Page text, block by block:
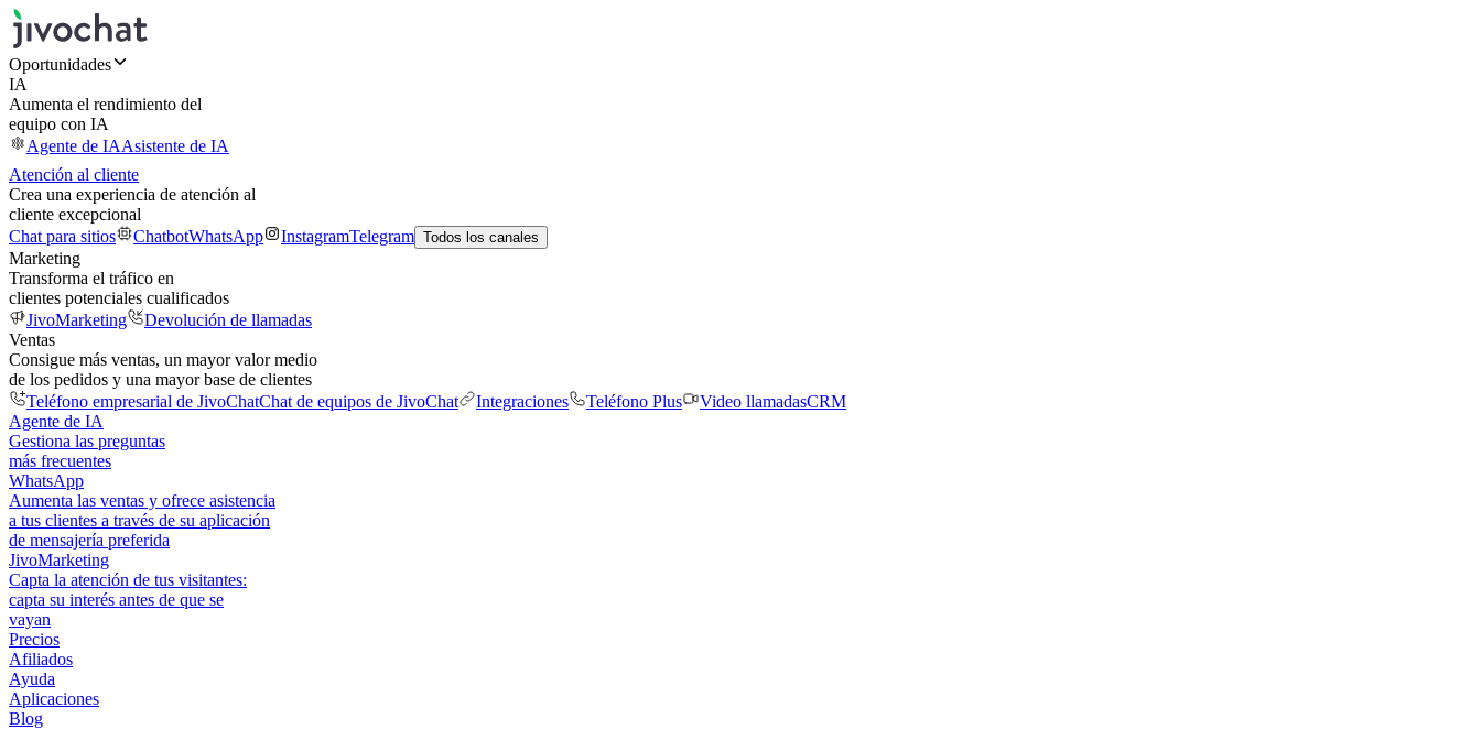
Oportunidades
IA
Aumenta el rendimiento del
equipo con IA
Agente de IAAsistente de IA
Atención al cliente
Crea una experiencia de atención al
cliente excepcional
Chat para sitios
ChatbotWhatsApp InstagramTelegram Todos los canales
Marketing
Transforma el tráfico en
clientes potenciales cualificados
JivoMarketing
Devolución de llamadas
Ventas
Consigue más ventas, un mayor valor medio
de los pedidos y una mayor base de clientes
Teléfono empresarial de JivoChatChat de equipos de JivoChat Integraciones Teléfono Plus Video llamadasCRM
Agente de IA
Gestiona las preguntas
más frecuentes
WhatsApp
Aumenta las ventas y ofrece asistencia
a tus clientes a través de su aplicación
de mensajería preferida
JivoMarketing
Capta la atención de tus visitantes:
capta su interés antes de que se
vayan
Precios
Afiliados
Ayuda
Aplicaciones
Blog